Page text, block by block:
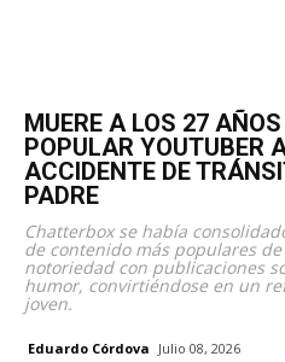
MUERE A LOS 27
POPULAR YOUTUBER
ACCIDENTE DE
PADRE
Chatterbox se había
de contenido más populares
notoriedad con publicaciones
humor, convirtiéndose en un
joven.
Eduardo Córdova Julio 08, 2026